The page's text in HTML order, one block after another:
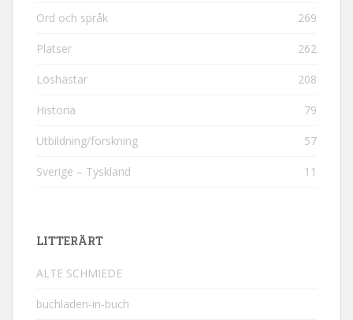
Ord och språk 269
Platser 262
Löshästar 208
Historia 79
Utbildning/forskning 57
Sverige – Tyskland 11
LITTERÄRT
ALTE SCHMIEDE
buchladen-in-buch